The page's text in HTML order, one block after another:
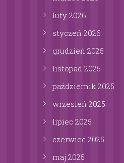
luty 2026
styczeń 2026
grudzień 2025
listopad 2025
październik 2025
wrzesień 2025
lipiec 2025
czerwiec 2025
maj 2025